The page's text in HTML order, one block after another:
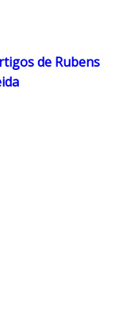
de Rubens